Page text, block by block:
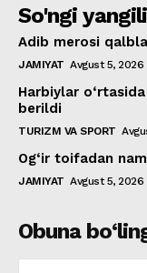
So'ngi
Adib merosi
JAMIYAT Avgust 5, 2026
Harbiylar
berildi
TURIZM VA SPORT
Og‘ir toifadan
JAMIYAT Avgust 5, 2026
Obuna